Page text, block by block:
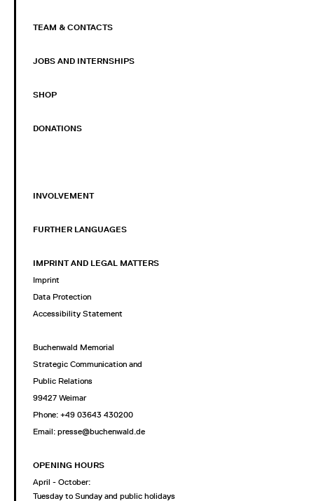
TEAM & CONTACTS
JOBS AND INTERNSHIPS
SHOP
DONATIONS
INVOLVEMENT
FURTHER LANGUAGES
IMPRINT AND LEGAL MATTERS
Imprint
Data Protection
Accessibility Statement
Buchenwald Memorial
Strategic Communication and
Public Relations
99427 Weimar
Phone: +49 03643 430200
Email: presse@buchenwald.de
OPENING HOURS
April - October:
Tuesday to Sunday and public holidays